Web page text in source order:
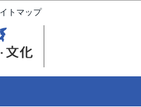
トマップ